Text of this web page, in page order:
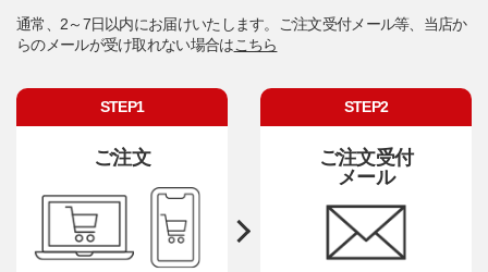
通常、2～7日以内にお届けいたします。ご注文受付メール等、当店か
らのメールが受け取れない場合はこちら
STEP1
ご注文
STEP2
ご注文受付
メール